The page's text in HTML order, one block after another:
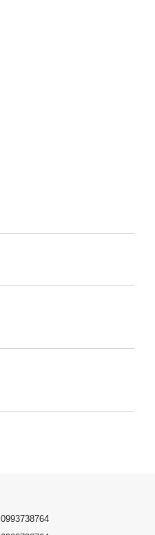
0993738764